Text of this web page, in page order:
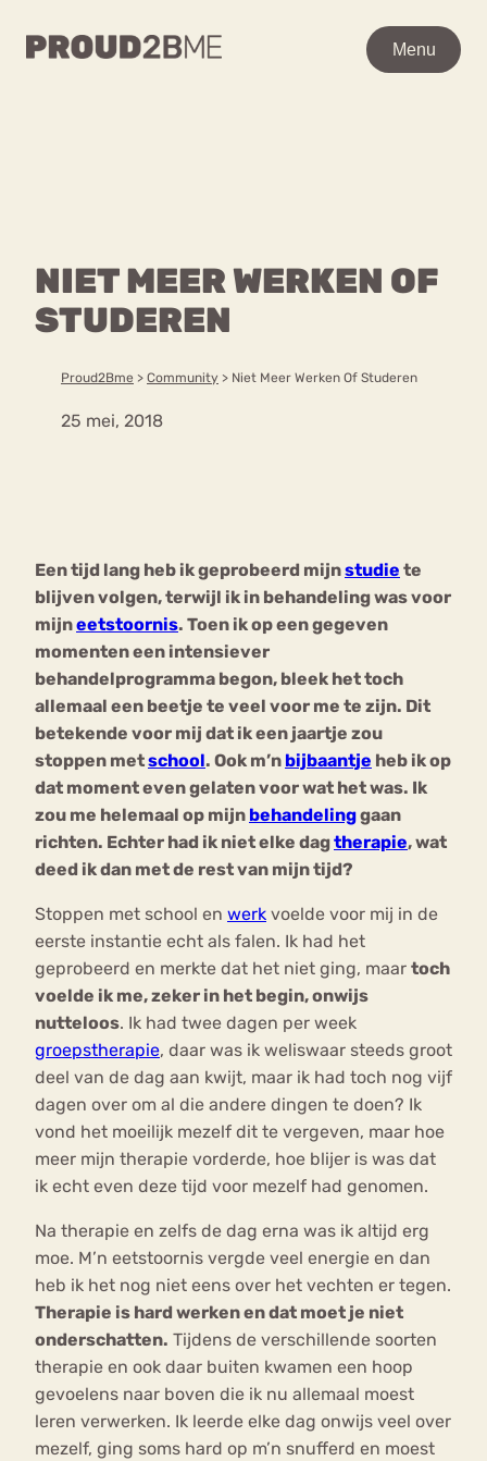
Menu
NIET MEER WERKEN OF
STUDEREN
Proud2Bme > Community > Niet Meer Werken Of Studeren
25 mei, 2018
Een tijd lang heb ik geprobeerd mijnstudie te
blijven volgen, terwijl ik in behandeling was voor
mijneetstoornis. Toen ik op een gegeven
momenten een intensiever
behandelprogramma begon, bleek het toch
allemaal een beetje te veel voor me te zijn. Dit
betekende voor mij dat ik een jaartje zou
stoppen metschool. Ook m’n bijbaantje heb ik op
dat moment even gelaten voor wat het was. Ik
zou me helemaal op mijn behandelinggaan
richten. Echter had ik niet elke dagtherapie, wat
deed ik dan met de rest van mijn tijd?
Stoppen met school en werk voelde voor mij in de
eerste instantie echt als falen. Ik had het
geprobeerd en merkte dat het niet ging, maar toch
voelde ik me, zeker in het begin, onwijs
nutteloos. Ik had twee dagen per week
groepstherapie, daar was ik weliswaar steeds groot
deel van de dag aan kwijt, maar ik had toch nog vijf
dagen over om al die andere dingen te doen? Ik
vond het moeilijk mezelf dit te vergeven, maar hoe
meer mijn therapie vorderde, hoe blijer is was dat
ik echt even deze tijd voor mezelf had genomen.
Na therapie en zelfs de dag erna was ik altijd erg
moe. M’n eetstoornis vergde veel energie en dan
heb ik het nog niet eens over het vechten er tegen.
Therapie is hard werken en dat moet je niet
onderschatten. Tijdens de verschillende soorten
therapie en ook daar buiten kwamen een hoop
gevoelens naar boven die ik nu allemaal moest
leren verwerken. Ik leerde elke dag onwijs veel over
mezelf, ging soms hard op m’n snufferd en moest
Content
Over ons
Chat
WAAR BEN JE NAAR OP
Contact
Proud in de media
Vacatures
VEEL GEZOCHTE TERMEN
Sport Trauma Orthorexia Afvallen